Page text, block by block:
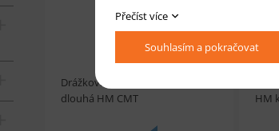
Drážkovací fréza D 6x25,4 L60 S8
dlouhá HM CMT
HM
Přečíst více
Souhlasím a pokračovat